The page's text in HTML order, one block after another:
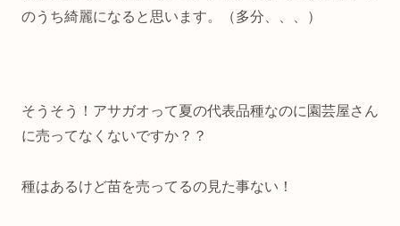
のうち綺麗になると思います。（多分、、、）
そうそう！アサガオって夏の代表品種なのに園芸屋さん
に売ってなくないですか？？
種はあるけど苗を売ってるの見た事ない！